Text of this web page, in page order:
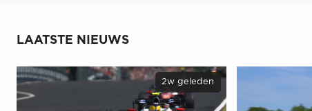
LAATSTE NIEUWS
2w geleden